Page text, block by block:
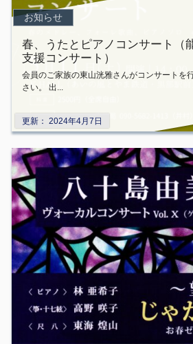
更新： 2024年4月7日
お知らせ
春、うたとピアノコンサート（
支援コンサート）
会員のご家族の東山洸雅さんがコンサートを
さい。 出...